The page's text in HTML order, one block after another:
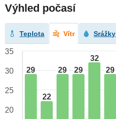
Výhled počasí
Teplota Vítr Srážky
29
22
29 29
32
29
35
30
25
20